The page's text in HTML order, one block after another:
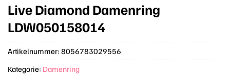
Live Diamond Damenring
LDW050158014
Artikelnummer: 8056783029556
Kategorie: Damenring